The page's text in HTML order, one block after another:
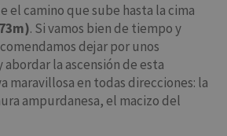
el camino que sube hasta la cima
. Si vamos bien de tiempo y
dejar por unos
abordar la ascensión de esta
maravillosa en todas direcciones: la
ampurdanesa, el macizo del